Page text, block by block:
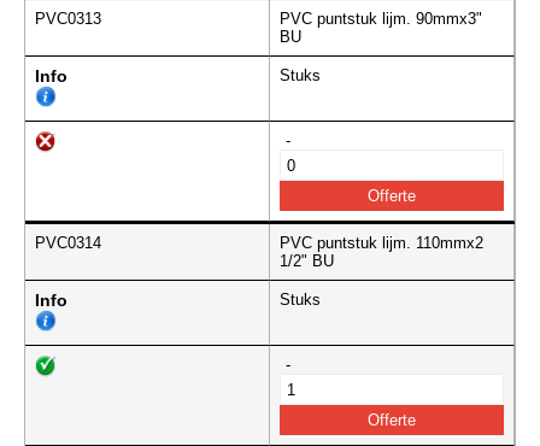
PVC0313
PVC puntstuk lijm. 90mmx3"
BU
Info Stuks
-
PVC0314
PVC puntstuk lijm. 110mmx2
1/2" BU
Info Stuks
-